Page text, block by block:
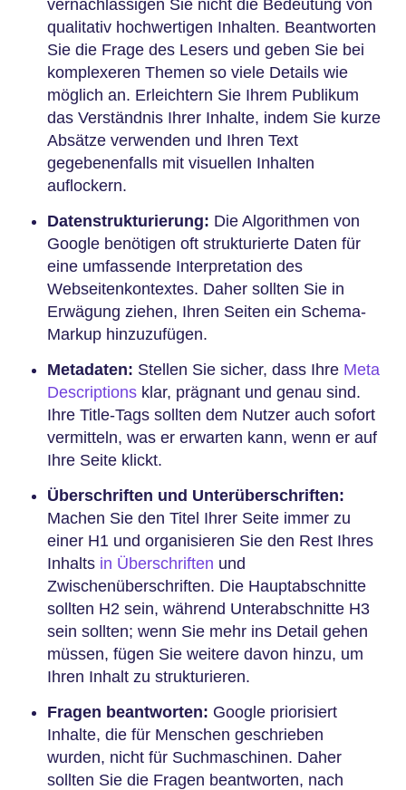
vernachlässigen Sie nicht die Bedeutung von
qualitativ hochwertigen Inhalten. Beantworten
Sie die Frage des Lesers und geben Sie bei
komplexeren Themen so viele Details wie
möglich an. Erleichtern Sie Ihrem Publikum
das Verständnis Ihrer Inhalte, indem Sie kurze
Absätze verwenden und Ihren Text
gegebenenfalls mit visuellen Inhalten
auflockern.
Datenstrukturierung: Die Algorithmen von
Google benötigen oft strukturierte Daten für
eine umfassende Interpretation des
Webseitenkontextes. Daher sollten Sie in
Erwägung ziehen, Ihren Seiten ein Schema-
Markup hinzuzufügen.
Metadaten: Stellen Sie sicher, dass Ihre Meta
Descriptions klar, prägnant und genau sind.
Ihre Title-Tags sollten dem Nutzer auch sofort
vermitteln, was er erwarten kann, wenn er auf
Ihre Seite klickt.
Überschriften und Unterüberschriften:
Machen Sie den Titel Ihrer Seite immer zu
einer H1 und organisieren Sie den Rest Ihres
Inhalts in Überschriften und
Zwischenüberschriften. Die Hauptabschnitte
sollten H2 sein, während Unterabschnitte H3
sein sollten; wenn Sie mehr ins Detail gehen
müssen, fügen Sie weitere davon hinzu, um
Ihren Inhalt zu strukturieren.
Fragen beantworten: Google priorisiert
Inhalte, die für Menschen geschrieben
wurden, nicht für Suchmaschinen. Daher
sollten Sie die Fragen beantworten, nach